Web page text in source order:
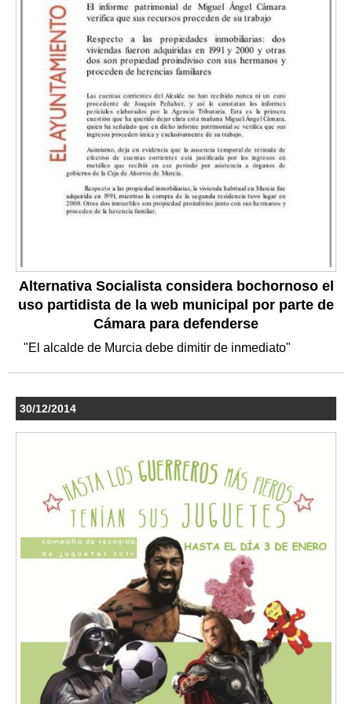
Alternativa Socialista considera bochornoso el
uso partidista de la web municipal por parte de
Cámara para defenderse
"El alcalde de Murcia debe dimitir de inmediato"
30/12/2014